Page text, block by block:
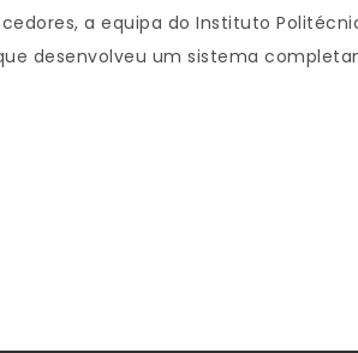
a equipa do Instituto
desenvolveu um sistema